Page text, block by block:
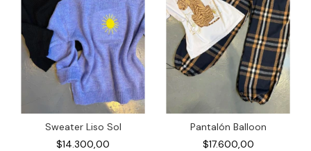
Sweater Liso Sol
$14.300,00
Pantalón Balloon
$17.600,00